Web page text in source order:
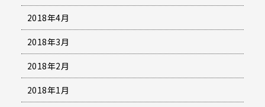
2018年4月
2018年3月
2018年2月
2018年1月